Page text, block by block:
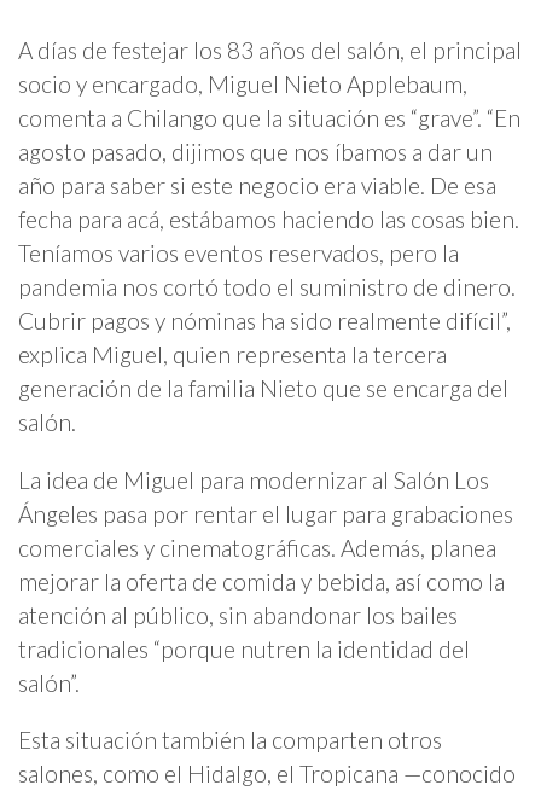
A días de festejar los 83 años del salón, el principal
socio y encargado, Miguel Nieto Applebaum,
comenta a Chilango que la situación es “grave”. “En
agosto pasado, dijimos que nos íbamos a dar un
año para saber si este negocio era viable. De esa
fecha para acá, estábamos haciendo las cosas bien.
Teníamos varios eventos reservados, pero la
pandemia nos cortó todo el suministro de dinero.
Cubrir pagos y nóminas ha sido realmente difícil”,
explica Miguel, quien representa la tercera
generación de la familia Nieto que se encarga del
salón.
La idea de Miguel para modernizar al Salón Los
Ángeles pasa por rentar el lugar para grabaciones
comerciales y cinematográficas. Además, planea
mejorar la oferta de comida y bebida, así como la
atención al público, sin abandonar los bailes
tradicionales “porque nutren la identidad del
salón”.
Esta situación también la comparten otros
salones, como el Hidalgo, el Tropicana —conocido